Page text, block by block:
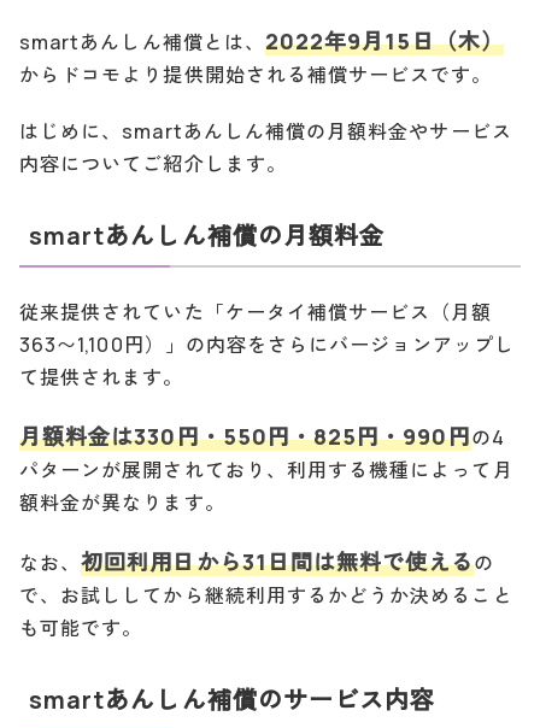
smartあんしん補償とは、 2022年9月15日（木）
からドコモより提供開始される補償サービスです。
はじめに、smartあんしん補償の月額料金やサービス
内容についてご紹介します。
smartあんしん補償の月額料金
従来提供されていた「ケータイ補償サービス（月額
363〜1,100円）」の内容をさらにバージョンアップし
て提供されます。
月額料金は330円・550円・825円・990円の4
パターンが展開されており、利用する機種によって月
額料金が異なります。
なお、初回利用日から31日間は無料で使えるの
で、お試ししてから継続利用するかどうか決めること
も可能です。
smartあんしん補償のサービス内容